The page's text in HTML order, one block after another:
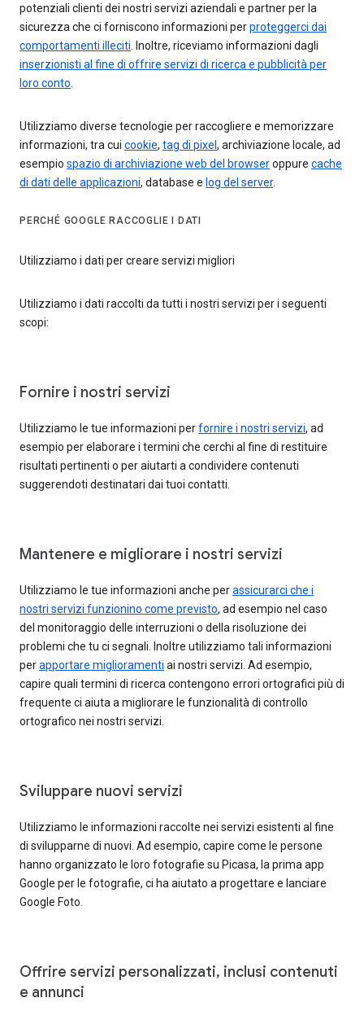
potenziali clienti dei nostri servizi aziendali e partner per la
sicurezza che ci forniscono informazioni perproteggerci dai
comportamenti illeciti. Inoltre, riceviamo informazioni dagli
inserzionisti al fine di offrire servizi di ricerca e pubblicità per
loro conto.
Utilizziamo diverse tecnologie per raccogliere e memorizzare
informazioni, tra cui cookie, tag di pixel , archiviazione locale, ad
esempio spazio di archiviazione web del browseroppure cache
di dati delle applicazioni, database e log del server.
PERCHÉ GOOGLE RACCOGLIE I DATI
Utilizziamo i dati per creare servizi migliori
Utilizziamo i dati raccolti da tutti i nostri servizi per i seguenti
scopi:
Fornire i nostri servizi
Utilizziamo le tue informazioni perfornire i nostri servizi, ad
esempio per elaborare i termini che cerchi al fine di restituire
risultati pertinenti o per aiutarti a condividere contenuti
suggerendoti destinatari dai tuoi contatti.
Mantenere e migliorare i nostri servizi
Utilizziamo le tue informazioni anche perassicurarci che i
nostri servizi funzionino come previsto, ad esempio nel caso
del monitoraggio delle interruzioni o della risoluzione dei
problemi che tu ci segnali. Inoltre utilizziamo tali informazioni
perapportare miglioramenti ai nostri servizi. Ad esempio,
capire quali termini di ricerca contengono errori ortografici più di
frequente ci aiuta a migliorare le funzionalità di controllo
ortografico nei nostri servizi.
Sviluppare nuovi servizi
Utilizziamo le informazioni raccolte nei servizi esistenti al fine
di svilupparne di nuovi. Ad esempio, capire come le persone
hanno organizzato le loro fotografie su Picasa, la prima app
Google per le fotografie, ci ha aiutato a progettare e lanciare
Google Foto.
Offrire servizi personalizzati, inclusi contenuti
e annunci